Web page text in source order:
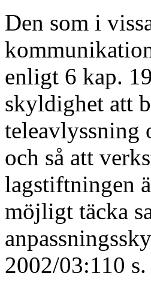
Den som i
enligt 6 kap.
skyldighet att
teleavlyssning
och så att
lagstiftningen
möjligt täcka
2002/03:110